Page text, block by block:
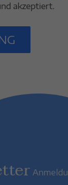
akzeptiert.